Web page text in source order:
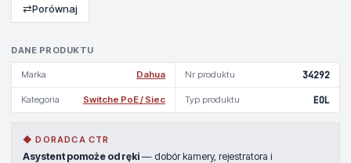
DANE PRODUKTU
Marka Dahua Nr produktu 34292
Kategoria Switche PoE / Siec Typ produktu EOL
◆ DORADCA CTR
Asystent pomoże od ręki — dobór kamery, rejestratora i
⇄Porównaj